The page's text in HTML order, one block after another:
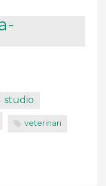
studio
veterinari